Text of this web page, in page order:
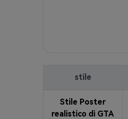
stile
Stile Poster
realistico di GTA